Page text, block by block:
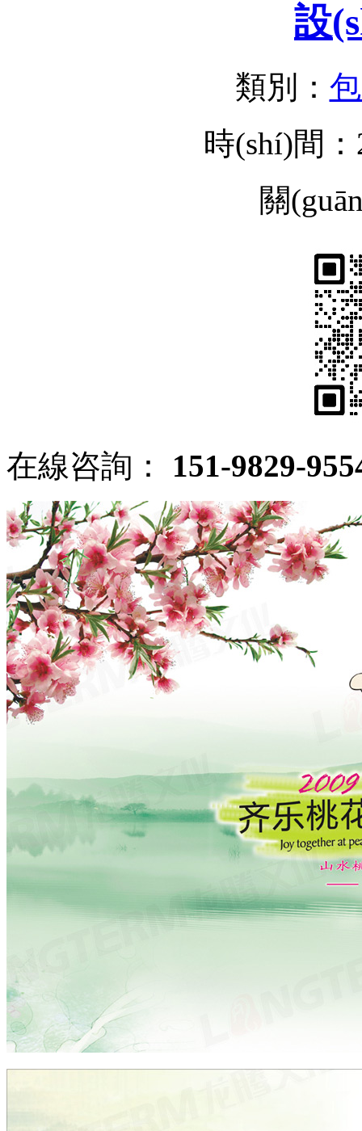
設
類別：
時(shí)間
關
在線咨詢： 151-9829-